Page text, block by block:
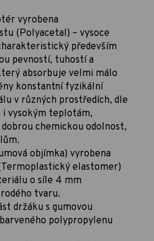
vyrobena
(Polyacetal) – vysoce
především
pevností, tuhostí a
absorbuje velmi málo
konstantní fyzikální
v různých prostředích, dle
vysokým teplotám,
dobrou chemickou odolnost,
objímka) vyrobena
elastomer)
o síle 4 mm
tvaru.
držáku s gumovou
polypropylenu